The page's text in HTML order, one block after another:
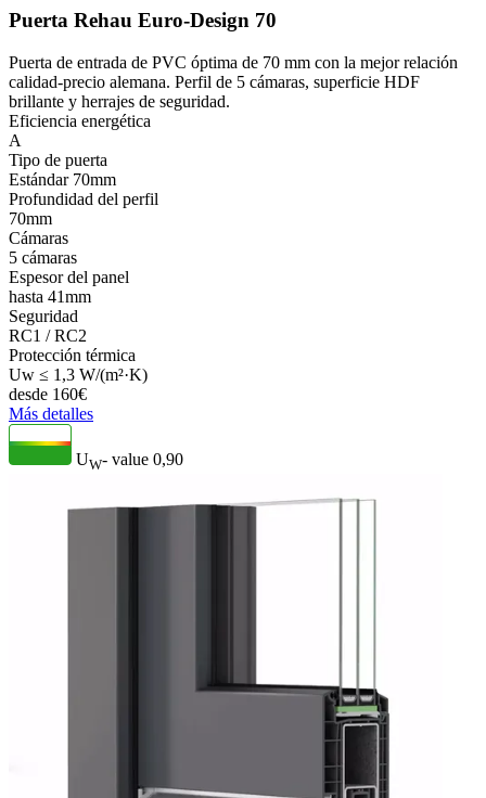
Puerta Rehau Euro-Design 70
Puerta de entrada de PVC óptima de 70 mm con la mejor relación
calidad-precio alemana. Perfil de 5 cámaras, superficie HDF
brillante y herrajes de seguridad.
Eficiencia energética
A
Tipo de puerta
Estándar 70mm
Profundidad del perfil
70mm
Cámaras
5 cámaras
Espesor del panel
hasta 41mm
Seguridad
RC1 / RC2
Protección térmica
Uw ≤ 1,3 W/(m²·K)
desde 160€
Más detalles
UW- value 0,90